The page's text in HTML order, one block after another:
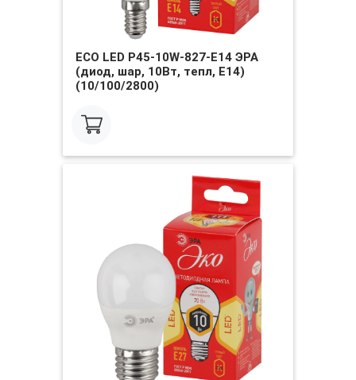
ECO LED P45-10W-827-E14 ЭРА
(диод, шар, 10Вт, тепл, E14)
(10/100/2800)